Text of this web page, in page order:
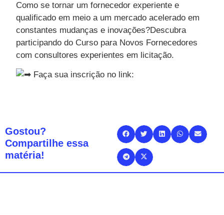
Como se tornar um fornecedor experiente e
qualificado em meio a um mercado acelerado em
constantes mudanças e inovações?Descubra
participando do Curso para Novos Fornecedores
com consultores experientes em licitação.
Faça sua inscrição no link:
Gostou?
Compartilhe essa
matéria!